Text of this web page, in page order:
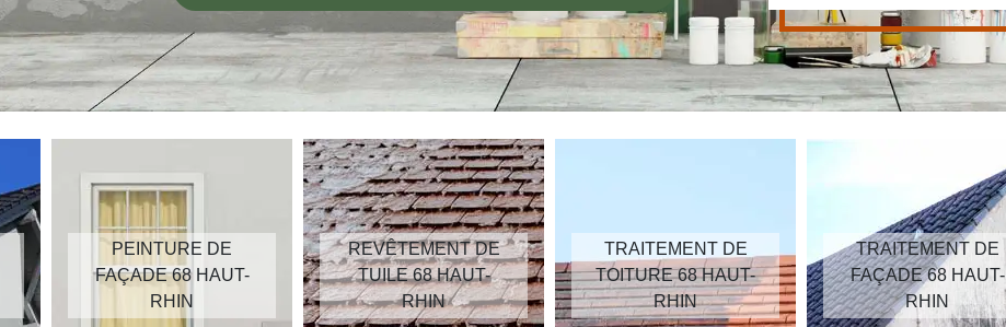
PEINTURE DE
FAÇADE 68 HAUT-
RHIN
REVÊTEMENT DE
TUILE 68 HAUT-
RHIN
TRAITEMENT DE
TOITURE 68 HAUT-
RHIN
TRAITEMENT DE
FAÇADE 68 HAUT-
RHIN